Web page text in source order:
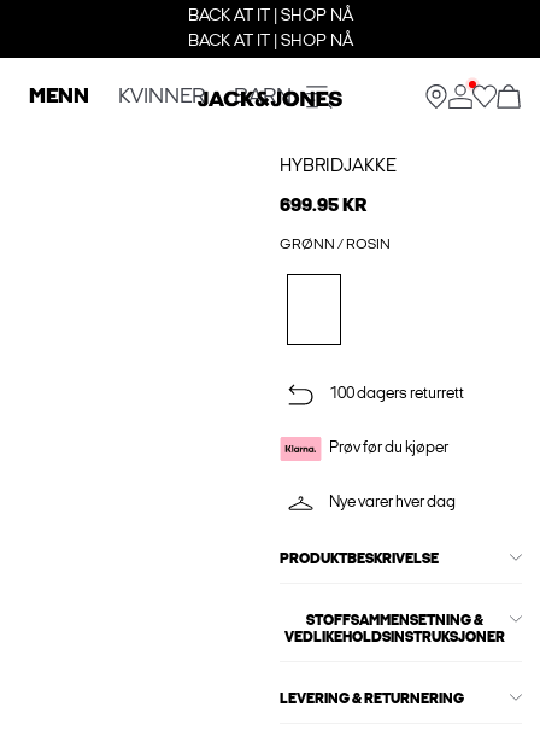
BACK AT IT | SHOP NÅ
BACK AT IT | SHOP NÅ
MENN KVINNER BARN
HYBRIDJAKKE
699.95 KR
GRØNN / ROSIN
100 dagers returrett
Prøv før du kjøper
Nye varer hver dag
PRODUKTBESKRIVELSE
STOFFSAMMENSETNING &
VEDLIKEHOLDSINSTRUKSJONER
LEVERING & RETURNERING